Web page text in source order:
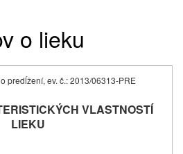
o lieku
predĺžení, ev. č.: 2013/06313-PRE
VLASTNOSTÍ
LIEKU